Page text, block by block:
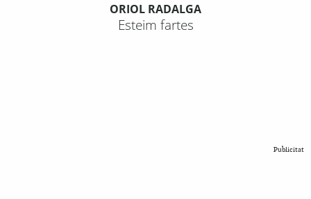
ORIOL RADALGA
Esteim fartes
Publicitat